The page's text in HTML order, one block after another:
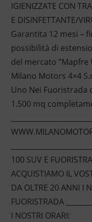
IGIENIZZATE CON
E DISINFETTANTE/
Garantita 12 mesi –
possibilità di
del mercato ”Mapfre
Milano Motors 4×4
Uno Nei Fuoristrada
1.500 mq
100 SUV E
ACQUISTIAMO IL
DA OLTRE 20 ANNI I
FUORISTRADA
I NOSTRI ORARI: